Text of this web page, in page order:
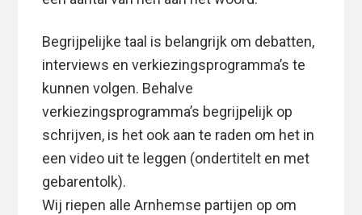
Begrijpelijke taal is belangrijk om debatten,
interviews en verkiezingsprogramma’s te
kunnen volgen. Behalve
verkiezingsprogramma’s begrijpelijk op
schrijven, is het ook aan te raden om het in
een video uit te leggen (ondertitelt en met
gebarentolk).
Wij riepen alle Arnhemse partijen op om